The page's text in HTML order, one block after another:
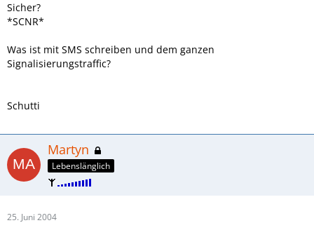
Sicher?
*SCNR*
Was ist mit SMS schreiben und dem ganzen
Signalisierungstraffic?
Schutti
Martyn
Lebenslänglich
25. Juni 2004